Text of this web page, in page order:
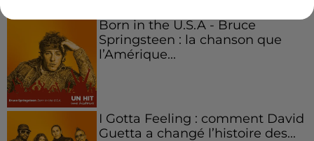
Born in the U.S.A - Bruce
Springsteen : la chanson que
l’Amérique...
I Gotta Feeling : comment David
Guetta a changé l’histoire des...